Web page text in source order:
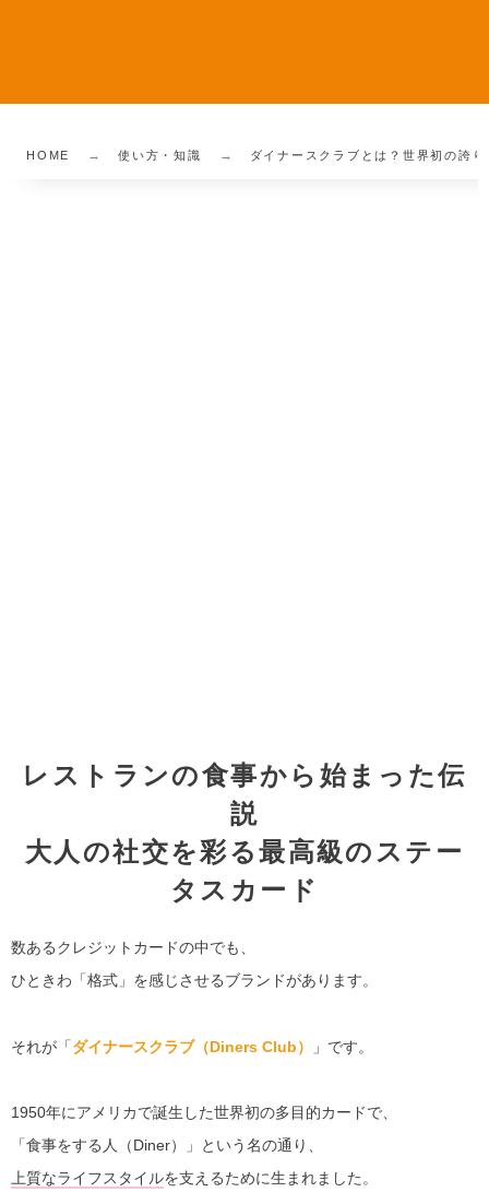
HOME 使い方・知識 ダイナースクラブとは？世界初の誇
レストランの食事から始まった伝
説
大人の社交を彩る最高級のステー
タスカード
数あるクレジットカードの中でも、
ひときわ「格式」を感じさせるブランドがあります。
それが「ダイナースクラブ（Diners Club） 」です。
1950年にアメリカで誕生した世界初の多目的カードで、
「食事をする人（Diner）」という名の通り、
上質なライフスタイルを支えるために生まれました。